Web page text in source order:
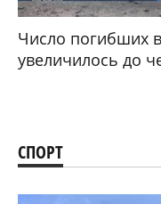
Число погибших
увеличилось до
СПОРТ